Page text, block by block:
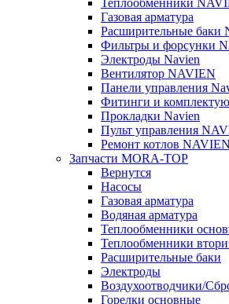
Теплообменники
Газовая арматура
Расширительные баки
Фильтры и форсунки
Электроды Navien
Вентилятор NAVIEN
Панели управления
Фитинги и
Прокладки Navien
Пульт управления
Ремонт котлов NAVIEN
Запчасти MORA-TOP
Вернутся
Насосы
Газовая арматура
Водяная арматура
Теплообменники
Теплообменники
Расширительные баки
Электроды
Воздухоотводчики/
Горелки основные